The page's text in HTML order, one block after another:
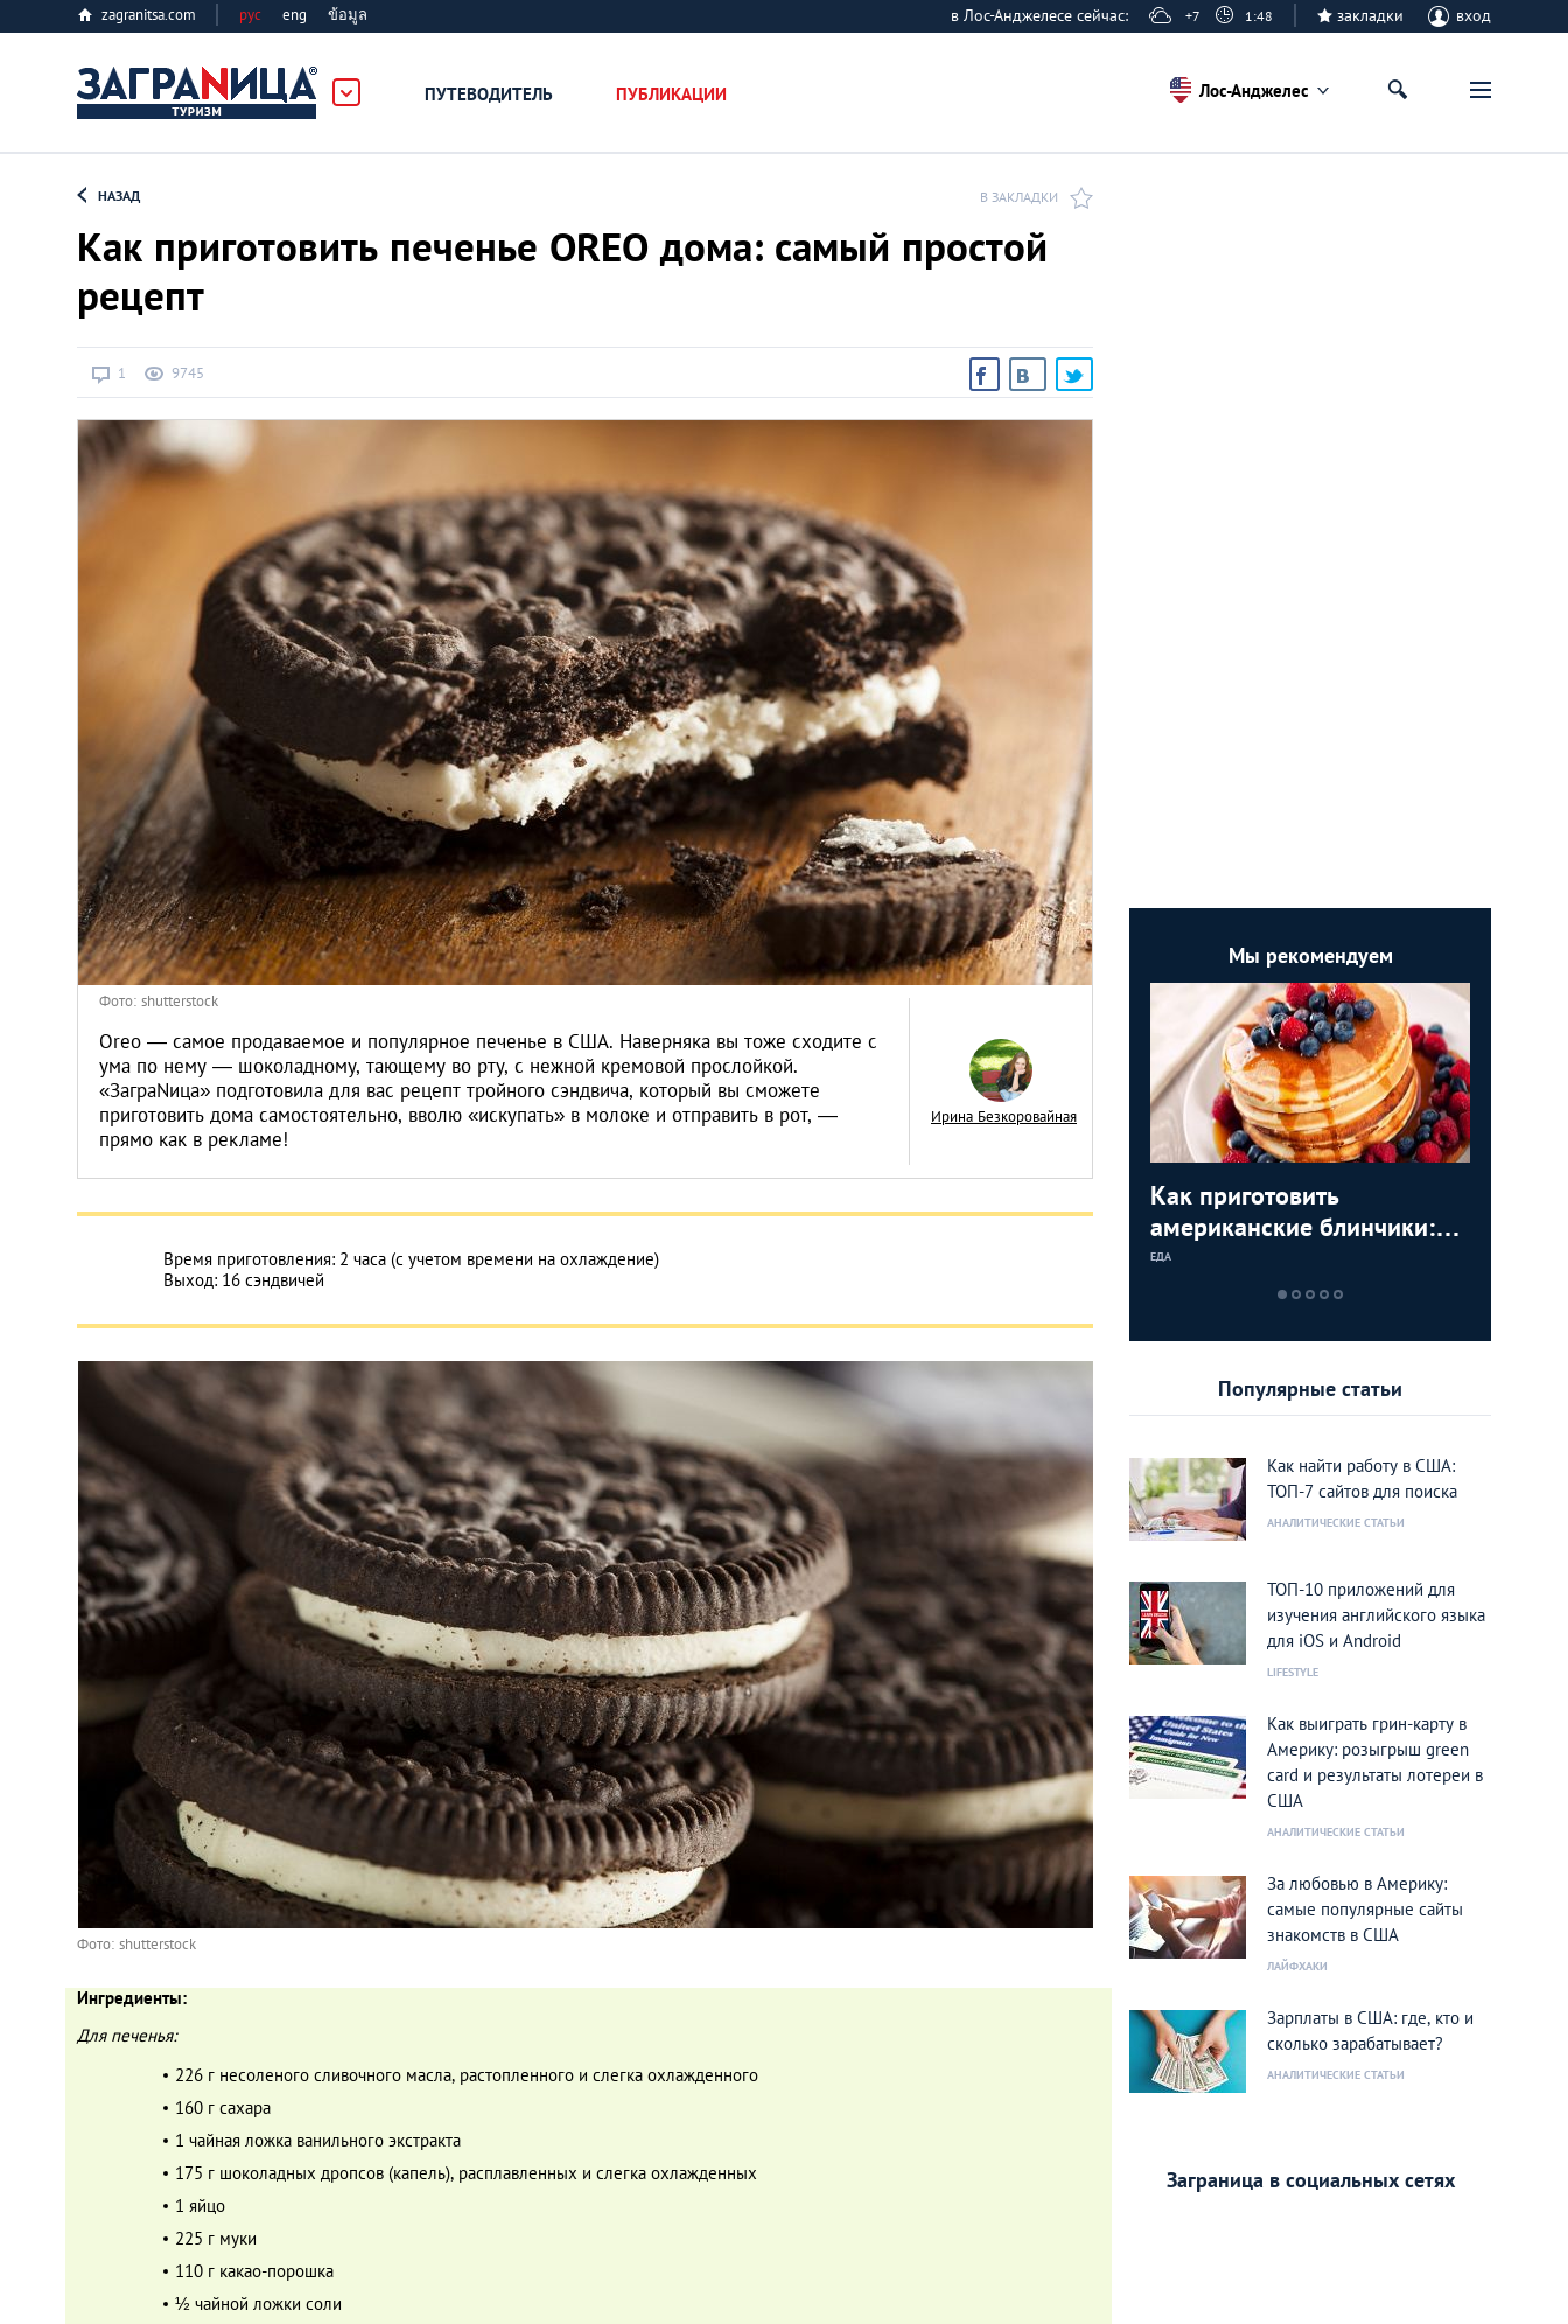
zagranitsa.com рус eng ข้อมูล в Лос-Анджелесе сейчас: +7 1:48 закладки вход
ПУТЕВОДИТЕЛЬ ПУБЛИКАЦИИ
Алматы
Афины
Киев
Лондон
Лос-Анджелес
Москва
Париж
Паттайя
Пхукет
Санкт-Петербург
Лос-Анджелес
НАЗАД В ЗАКЛАДКИ
Как приготовить печенье OREO дома: самый простой
рецепт
1 9745
Фото: shutterstock
Oreo — самое продаваемое и популярное печенье в США. Наверняка вы тоже сходите с
ума по нему — шоколадному, тающему во рту, с нежной кремовой прослойкой.
«ЗаграNица» подготовила для вас рецепт тройного сэндвича, который вы сможете
приготовить дома самостоятельно, вволю «искупать» в молоке и отправить в рот, —
прямо как в рекламе!
Ирина Безкоровайная
Время приготовления: 2 часа (с учетом времени на охлаждение)
Выход: 16 сэндвичей
Фото: shutterstock
Ингредиенты:
Для печенья:
226 г несоленого сливочного масла, растопленного и слегка охлажденного
160 г сахара
1 чайная ложка ванильного экстракта
175 г шоколадных дропсов (капель), расплавленных и слегка охлажденных
1 яйцо
225 г муки
110 г какао-порошка
½ чайной ложки соли
Мы рекомендуем
Как приготовить
американские блинчики:
простые рецепты из США
ЕДА
Анджелесе: 7 идей
Популярные статьи
Как найти работу в США:
ТОП-7 сайтов для поиска
АНАЛИТИЧЕСКИЕ СТАТЬИ
ТОП-10 приложений для
изучения английского языка
для iOS и Android
LIFESTYLE
Как выиграть грин-карту в
Америку: розыгрыш green
card и результаты лотереи в
США
АНАЛИТИЧЕСКИЕ СТАТЬИ
За любовью в Америку:
самые популярные сайты
знакомств в США
ЛАЙФХАКИ
Зарплаты в США: где, кто и
сколько зарабатывает?
АНАЛИТИЧЕСКИЕ СТАТЬИ
Заграница в социальных сетях